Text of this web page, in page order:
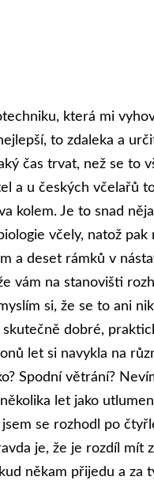
která mi
to zdaleka a
čas trvat, než se to
a u českých včelařů
kolem. Je to snad
včely, natož
a deset rámků v
vám na stanovišti
si, že se to ani
dobré,
let si navykla na
Spodní větrání?
let jako
se rozhodl po
je, že je rozdíl mít
někam přijedu a